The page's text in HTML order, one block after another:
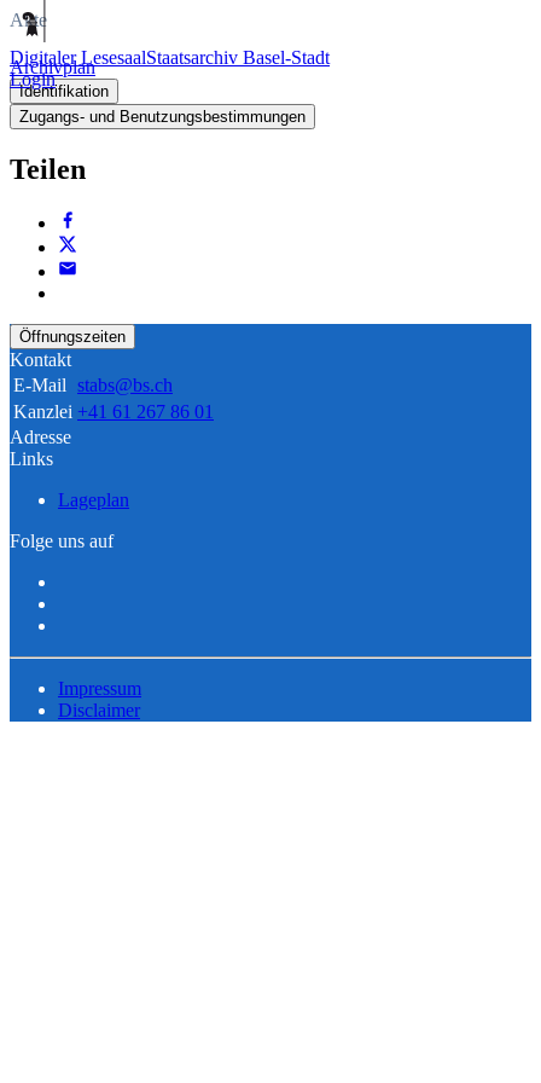
Digitaler LesesaalStaatsarchiv Basel-Stadt
Login
Akte
Archivplan
Identifikation
Zugangs- und Benutzungsbestimmungen
Teilen
Öffnungszeiten
Kontakt
E-Mail stabs@bs.ch
Kanzlei +41 61 267 86 01
Adresse
Links
Lageplan
Folge uns auf
Impressum
Disclaimer